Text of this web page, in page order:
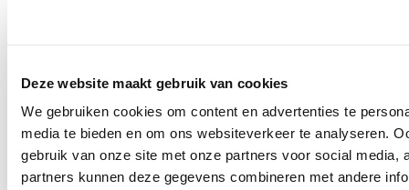
Deze website maakt gebruik van cookies
We gebruiken cookies om content en advertenties te
media te bieden en om ons websiteverkeer te analyseren.
gebruik van onze site met onze partners voor social media,
partners kunnen deze gegevens combineren met andere
Ontdek alles van Studio Anneloes
Meer voor jou